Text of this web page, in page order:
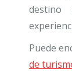
Puede
de